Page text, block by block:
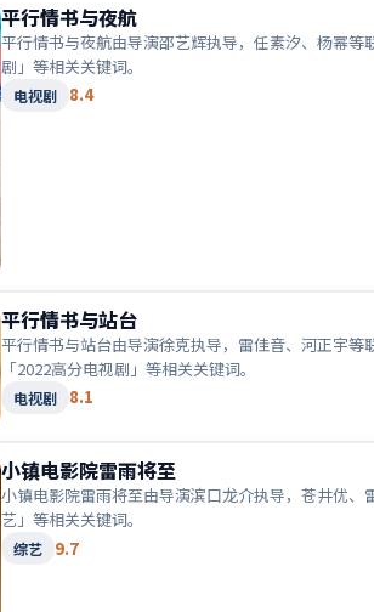
平行情书与夜航
平行情书与夜航由导演邵艺辉执导，任素汐、杨幂
剧」等相关关键词。
电视剧 8.4
平行情书与站台
平行情书与站台由导演徐克执导，雷佳音、河正宇
「2022高分电视剧」等相关关键词。
电视剧 8.1
小镇电影院雷雨将至
小镇电影院雷雨将至由导演滨口龙介执导，苍井优
艺」等相关关键词。
综艺 9.7